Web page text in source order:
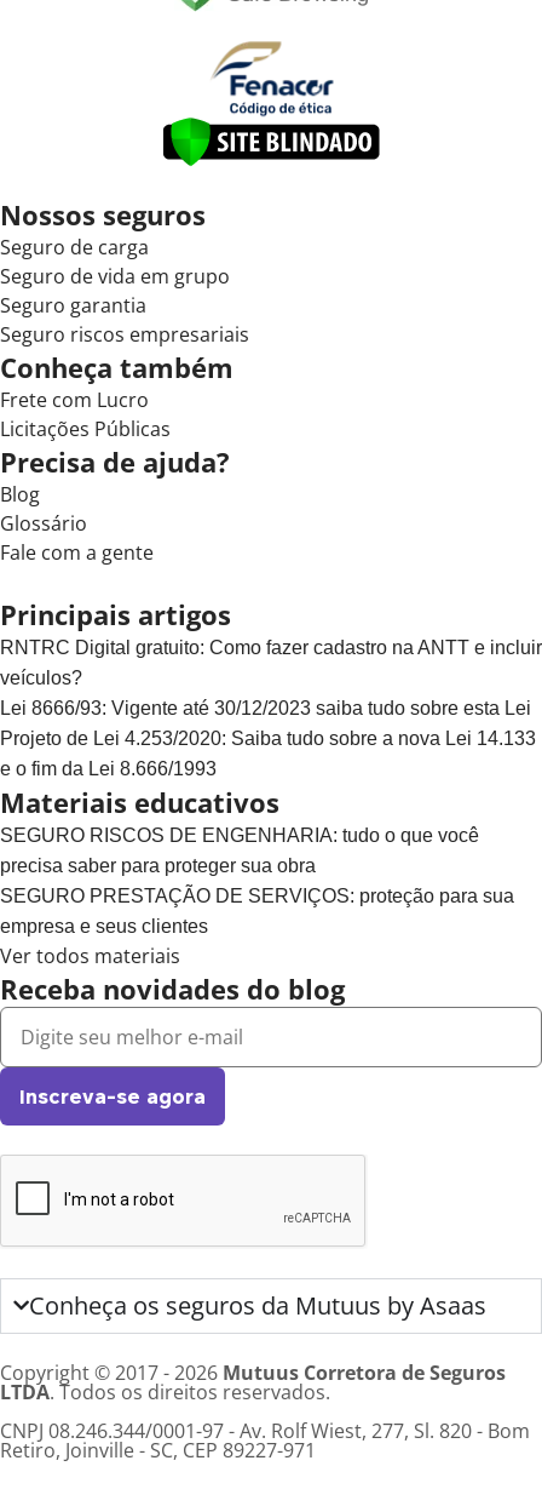
Nossos seguros
Seguro de carga
Seguro de vida em grupo
Seguro garantia
Seguro riscos empresariais
Conheça também
Frete com Lucro
Licitações Públicas
Precisa de ajuda?
Blog
Glossário
Fale com a gente
Principais artigos
RNTRC Digital gratuito: Como fazer cadastro na ANTT e incluir
veículos?
Lei 8666/93: Vigente até 30/12/2023 saiba tudo sobre esta Lei
Projeto de Lei 4.253/2020: Saiba tudo sobre a nova Lei 14.133
e o fim da Lei 8.666/1993
Materiais educativos
SEGURO RISCOS DE ENGENHARIA: tudo o que você
precisa saber para proteger sua obra
SEGURO PRESTAÇÃO DE SERVIÇOS: proteção para sua
empresa e seus clientes
Ver todos materiais
Receba novidades do blog
Inscreva-se agora
Conheça os seguros da Mutuus by Asaas
Copyright © 2017 - 2026 Mutuus Corretora de Seguros
LTDA. Todos os direitos reservados.
CNPJ 08.246.344/0001-97 - Av. Rolf Wiest, 277, Sl. 820 - Bom
Retiro, Joinville - SC, CEP 89227-971